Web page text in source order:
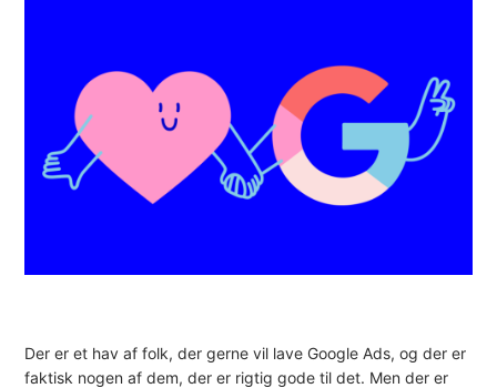
Der er et hav af folk, der gerne vil lave Google Ads, og der er
faktisk nogen af dem, der er rigtig gode til det. Men der er